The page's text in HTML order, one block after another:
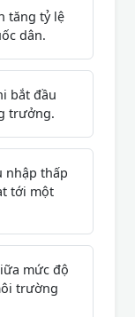
tăng tỷ lệ
dân.
bắt đầu
trưởng.
nhập thấp
tới một
mức độ
trường